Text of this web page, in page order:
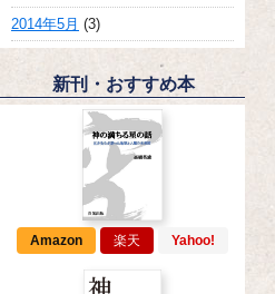
2014年5月 (3)
新刊・おすすめ本
Amazon 楽天 Yahoo!